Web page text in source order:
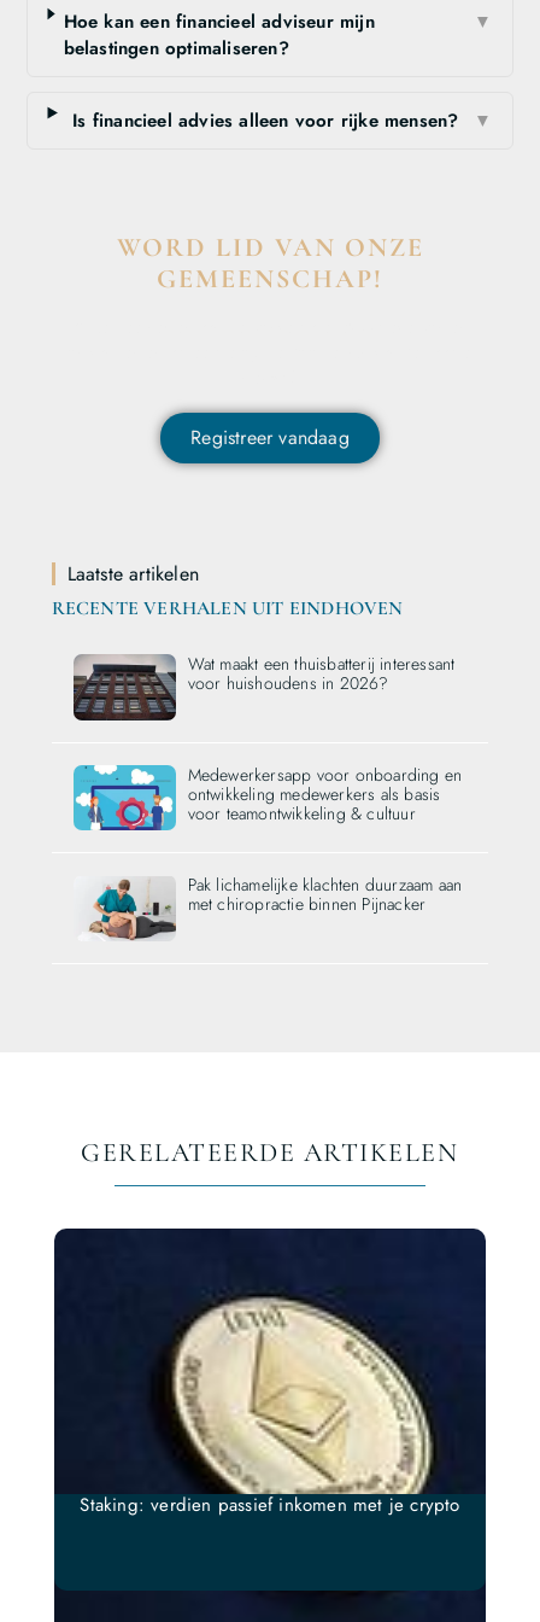
Hoe kan een financieel adviseur mijn
belastingen optimaliseren?
▼
Is financieel advies alleen voor rijke mensen? ▼
WORD LID VAN ONZE
GEMEENSCHAP!
Registreer vandaag
Laatste artikelen
RECENTE VERHALEN UIT EINDHOVEN
Wat maakt een thuisbatterij interessant
voor huishoudens in 2026?
Medewerkersapp voor onboarding en
ontwikkeling medewerkers als basis
voor teamontwikkeling & cultuur
Pak lichamelijke klachten duurzaam aan
met chiropractie binnen Pijnacker
GERELATEERDE ARTIKELEN
Staking: verdien passief inkomen met je crypto